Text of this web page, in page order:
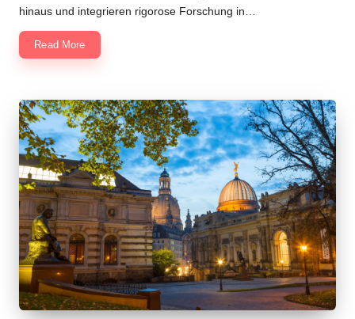
hinaus und integrieren rigorose Forschung in…
Read More